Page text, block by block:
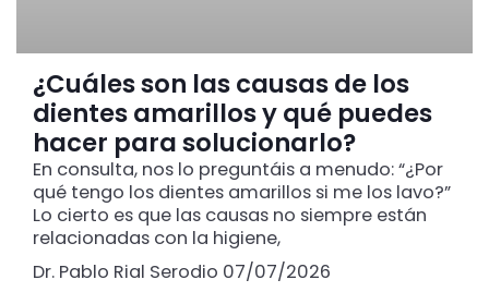
¿Cuáles son las causas de los
dientes amarillos y qué puedes
hacer para solucionarlo?
En consulta, nos lo preguntáis a menudo: “¿Por
qué tengo los dientes amarillos si me los lavo?”
Lo cierto es que las causas no siempre están
relacionadas con la higiene,
Dr. Pablo Rial Serodio 07/07/2026